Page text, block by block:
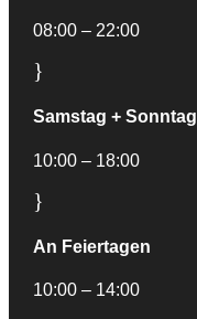
08:00 – 22:00
}
Samstag + Sonntag
10:00 – 18:00
}
An Feiertagen
10:00 – 14:00